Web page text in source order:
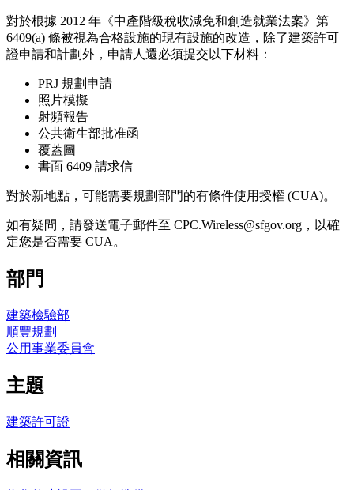
對於根據 2012 年《中產階級稅收減免和創造就業法案》第
6409(a) 條被視為合格設施的現有設施的改造，除了建築許可
證申請和計劃外，申請人還必須提交以下材料：
PRJ 規劃申請
照片模擬
射頻報告
公共衛生部批准函
覆蓋圖
書面 6409 請求信
對於新地點，可能需要規劃部門的有條件使用授權 (CUA)。
如有疑問，請發送電子郵件至 CPC.Wireless@sfgov.org，以確
定您是否需要 CUA。
部門
建築檢驗部
順豐規劃
公用事業委員會
主題
建築許可證
相關資訊